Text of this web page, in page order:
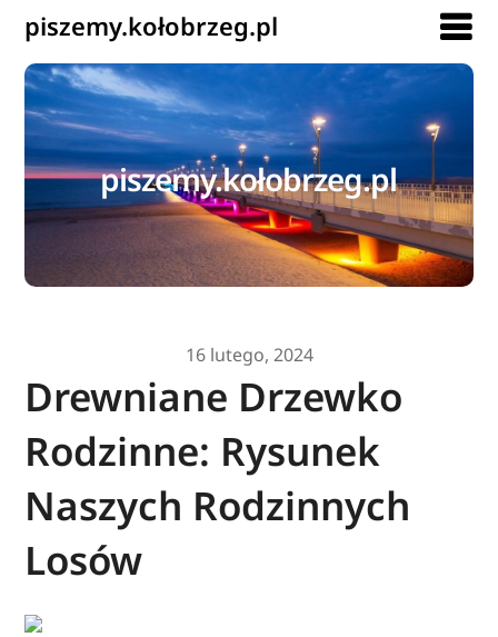
piszemy.kołobrzeg.pl
piszemy.kołobrzeg.pl
16 lutego, 2024
Drewniane Drzewko
Rodzinne: Rysunek
Naszych Rodzinnych
Losów